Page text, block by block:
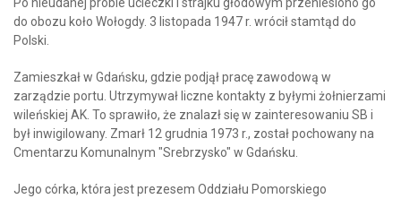
do obozu koło Wołogdy. 3 listopada 1947 r. wrócił stamtąd do
Polski.
Zamieszkał w Gdańsku, gdzie podjął pracę zawodową w
zarządzie portu. Utrzymywał liczne kontakty z byłymi żołnierzami
wileńskiej AK. To sprawiło, że znalazł się w zainteresowaniu SB i
był inwigilowany. Zmarł 12 grudnia 1973 r., został pochowany na
Cmentarzu Komunalnym "Srebrzysko" w Gdańsku.
Jego córka, która jest prezesem Oddziału Pomorskiego